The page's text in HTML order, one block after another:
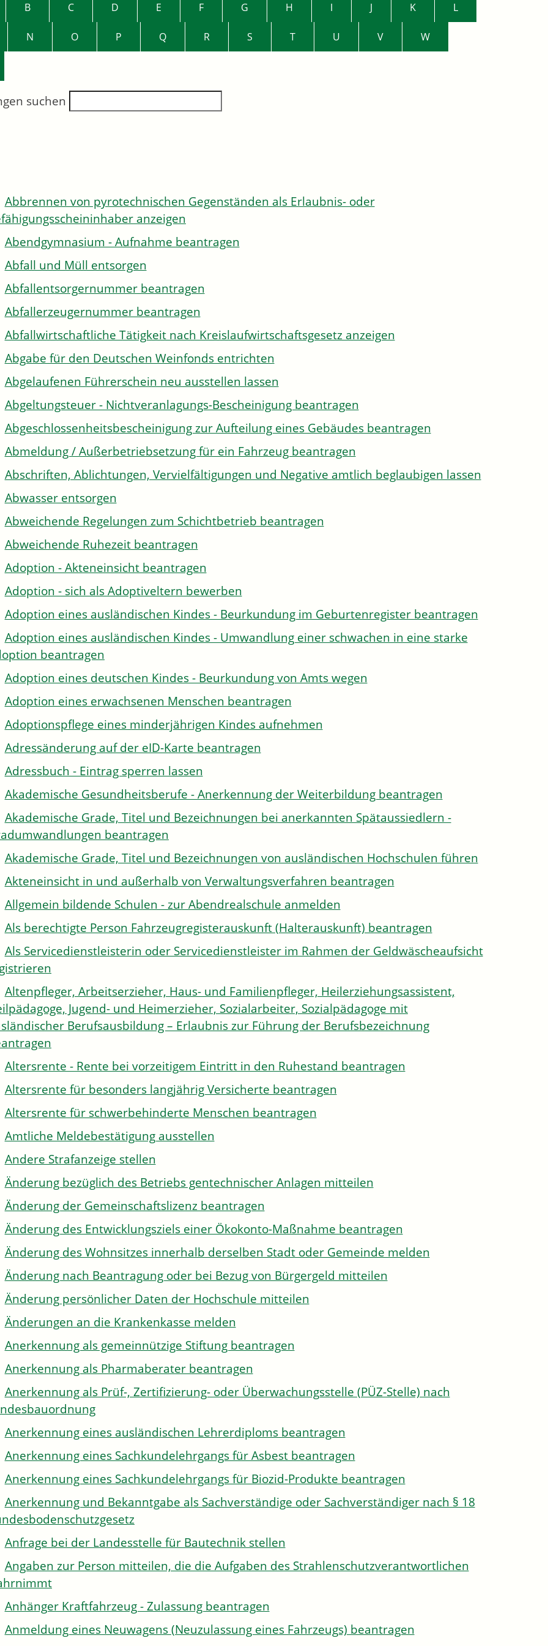
B C D E F G H I J K L
N O P Q R S T U V W
suchen
Abbrennen von pyrotechnischen Gegenständen als Erlaubnis- oder
anzeigen
Abendgymnasium - Aufnahme beantragen
Abfall und Müll entsorgen
Abfallentsorgernummer beantragen
Abfallerzeugernummer beantragen
Abfallwirtschaftliche Tätigkeit nach Kreislaufwirtschaftsgesetz anzeigen
Abgabe für den Deutschen Weinfonds entrichten
Abgelaufenen Führerschein neu ausstellen lassen
Abgeltungsteuer - Nichtveranlagungs-Bescheinigung beantragen
Abgeschlossenheitsbescheinigung zur Aufteilung eines Gebäudes beantragen
Abmeldung / Außerbetriebsetzung für ein Fahrzeug beantragen
Abschriften, Ablichtungen, Vervielfältigungen und Negative amtlich beglaubigen lassen
Abwasser entsorgen
Abweichende Regelungen zum Schichtbetrieb beantragen
Abweichende Ruhezeit beantragen
Adoption - Akteneinsicht beantragen
Adoption - sich als Adoptiveltern bewerben
Adoption eines ausländischen Kindes - Beurkundung im Geburtenregister beantragen
Adoption eines ausländischen Kindes - Umwandlung einer schwachen in eine starke
beantragen
Adoption eines deutschen Kindes - Beurkundung von Amts wegen
Adoption eines erwachsenen Menschen beantragen
Adoptionspflege eines minderjährigen Kindes aufnehmen
Adressänderung auf der eID-Karte beantragen
Adressbuch - Eintrag sperren lassen
Akademische Gesundheitsberufe - Anerkennung der Weiterbildung beantragen
Akademische Grade, Titel und Bezeichnungen bei anerkannten Spätaussiedlern -
beantragen
Akademische Grade, Titel und Bezeichnungen von ausländischen Hochschulen führen
Akteneinsicht in und außerhalb von Verwaltungsverfahren beantragen
Allgemein bildende Schulen - zur Abendrealschule anmelden
Als berechtigte Person Fahrzeugregisterauskunft (Halterauskunft) beantragen
Als Servicedienstleisterin oder Servicedienstleister im Rahmen der Geldwäscheaufsicht
Altenpfleger, Arbeitserzieher, Haus- und Familienpfleger, Heilerziehungsassistent,
Jugend- und Heimerzieher, Sozialarbeiter, Sozialpädagoge mit
Berufsausbildung – Erlaubnis zur Führung der Berufsbezeichnung
Altersrente - Rente bei vorzeitigem Eintritt in den Ruhestand beantragen
Altersrente für besonders langjährig Versicherte beantragen
Altersrente für schwerbehinderte Menschen beantragen
Amtliche Meldebestätigung ausstellen
Andere Strafanzeige stellen
Änderung bezüglich des Betriebs gentechnischer Anlagen mitteilen
Änderung der Gemeinschaftslizenz beantragen
Änderung des Entwicklungsziels einer Ökokonto-Maßnahme beantragen
Änderung des Wohnsitzes innerhalb derselben Stadt oder Gemeinde melden
Änderung nach Beantragung oder bei Bezug von Bürgergeld mitteilen
Änderung persönlicher Daten der Hochschule mitteilen
Änderungen an die Krankenkasse melden
Anerkennung als gemeinnützige Stiftung beantragen
Anerkennung als Pharmaberater beantragen
Anerkennung als Prüf-, Zertifizierung- oder Überwachungsstelle (PÜZ-Stelle) nach
Anerkennung eines ausländischen Lehrerdiploms beantragen
Anerkennung eines Sachkundelehrgangs für Asbest beantragen
Anerkennung eines Sachkundelehrgangs für Biozid-Produkte beantragen
Anerkennung und Bekanntgabe als Sachverständige oder Sachverständiger nach § 18
Anfrage bei der Landesstelle für Bautechnik stellen
Angaben zur Person mitteilen, die die Aufgaben des Strahlenschutzverantwortlichen
Anhänger Kraftfahrzeug - Zulassung beantragen
Anmeldung eines Neuwagens (Neuzulassung eines Fahrzeugs) beantragen